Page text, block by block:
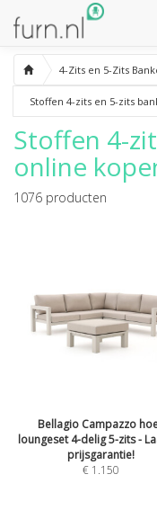
4-Zits en 5-Zits
Stoffen 4-zits en 5-zits
Stoffen 4-
online
1076 producten
Bellagio Campazzo
loungeset 4-delig 5-zits -
prijsgarantie!
€ 1.150